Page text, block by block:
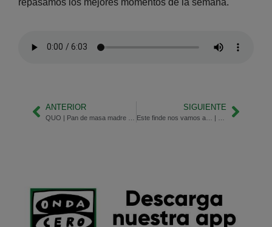
repasamos los mejores momentos de la semana.
ANTERIOR SIGUIENTE